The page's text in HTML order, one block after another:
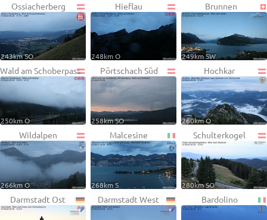
Ossiacherberg
243km SO
Hieflau
248km O
Brunnen
249km SW
Wald am Schoberpass
250km O
Pörtschach Süd
258km SO
Hochkar
260km O
Wildalpen
266km O
Malcesine
268km S
Schulterkogel
280km SO
Darmstadt Ost Darmstadt West Bardolino